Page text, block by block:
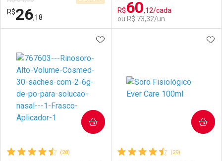
Comprar sem Desconto
Por R$ 37,99/cada
Comprar sem Desconto
Por R$ 37,99/cada
Comprar sem Desconto
Por R$ 34,99/cada
Comprar sem Desconto
Por R$ 34,99/cada
R$26,18
Laboratório
Por Menos
R$60,12/cada
ou R$ 73,32/un
(28)
ADICIONAR AOS FAVORITOS
COMPRAR
(29)
COMPRAR